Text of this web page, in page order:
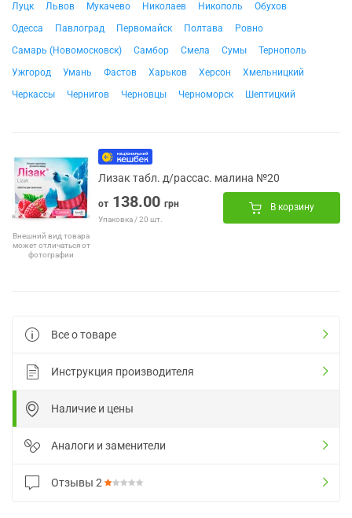
Луцк
Львов Мукачево Николаев Никополь
Обухов
Одесса
Павлоград Первомайск Полтава
Ровно
Самарь (Новомосковск)
Самбор Смела Сумы
Тернополь
Ужгород
Умань Фастов Харьков Херсон
Хмельницкий
Черкассы
Чернигов Черновцы Черноморск Шептицкий
Внешний вид товара
может отличаться от
фотографии
Лизак табл. д/рассас. малина №20
от 138.00 грн
Упаковка / 20 шт.
В корзину
Все о товаре
Инструкция производителя
Наличие и цены
Аналоги и заменители
Отзывы 2